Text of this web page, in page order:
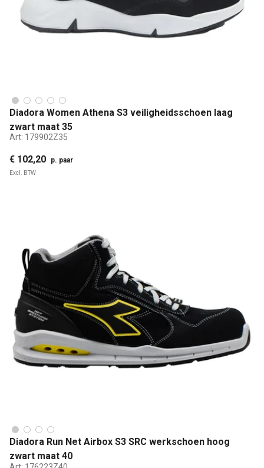
Diadora Women Athena S3 veiligheidsschoen laag
zwart maat 35
Art: 179902Z35
€ 102,20 p. paar
Excl. BTW
Diadora Run Net Airbox S3 SRC werkschoen hoog
zwart maat 40